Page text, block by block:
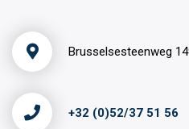
Brusselsesteenweg
+32 (0)52/37 51 56